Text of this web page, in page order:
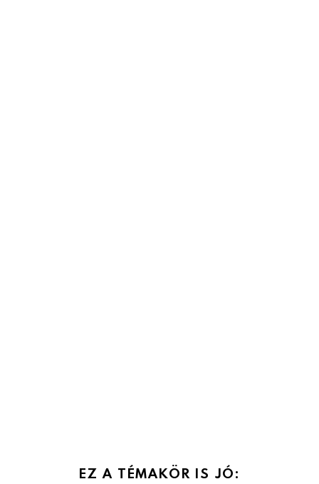
EZ A TÉMAKÖR IS JÓ: